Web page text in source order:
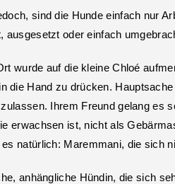
sind die Hunde einfach nur
ausgesetzt oder einfach
wurde auf die kleine Chloé
die Hand zu drücken.
Ihrem Freund gelang es
erwachsen ist, nicht als
natürlich: Maremmani, die sich
anhängliche Hündin, die sich